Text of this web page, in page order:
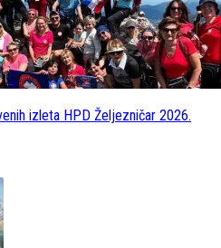
izleta HPD Željezničar 2026.